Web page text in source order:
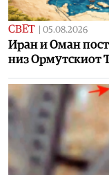
СВЕТ 05.08.2026
Иран и Оман
низ Ормутскиот